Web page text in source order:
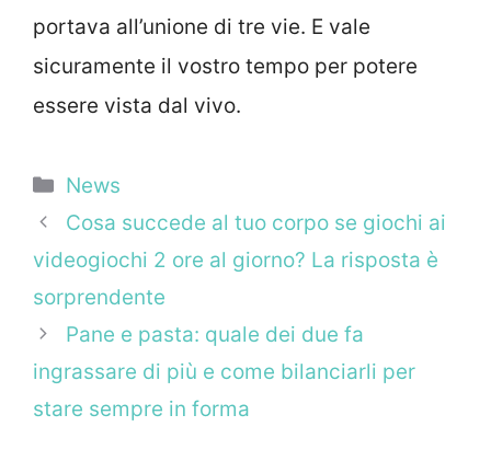
portava all’unione di tre vie. E vale
sicuramente il vostro tempo per potere
essere vista dal vivo.
Categorie
News
Cosa succede al tuo corpo se giochi ai
videogiochi 2 ore al giorno? La risposta è
sorprendente
Pane e pasta: quale dei due fa
ingrassare di più e come bilanciarli per
stare sempre in forma